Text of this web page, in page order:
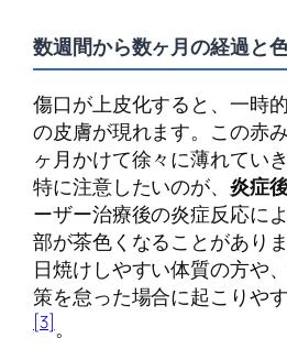
数週間から数ヶ月の経過と
傷口が上皮化すると、一時
の皮膚が現れます。この赤
ヶ月かけて徐々に薄れてい
特に注意したいのが、 炎症
ーザー治療後の炎症反応に
部が茶色くなることがあり
日焼けしやすい体質の方や
策を怠った場合に起こりや
[3]。